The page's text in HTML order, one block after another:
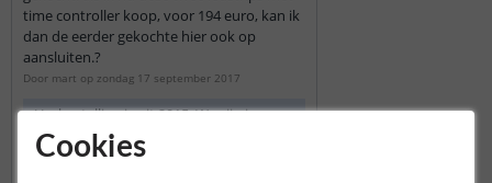
time controller koop, voor 194 euro, kan ik
dan de eerder gekochte hier ook op
aansluiten.?
Door mart op zondag 17 september 2017
Uw bestelling is uit 2015. We zijn in
maart 2016 overgestapt van 12 volt
naar 24 volt aquarium led strips. Dit
Cookies